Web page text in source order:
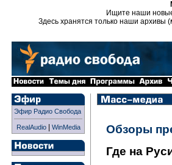
Ищите наши
Здесь хранятся только наши архивы
Эфир Радио Свобода
RealAudio| WinMedia
Обзоры
Где на